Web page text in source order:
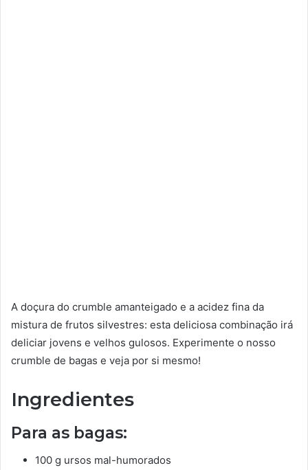
A doçura do crumble amanteigado e a acidez fina da
mistura de frutos silvestres: esta deliciosa combinação irá
deliciar jovens e velhos gulosos. Experimente o nosso
crumble de bagas e veja por si mesmo!
Ingredientes
Para as bagas:
100 g ursos mal-humorados